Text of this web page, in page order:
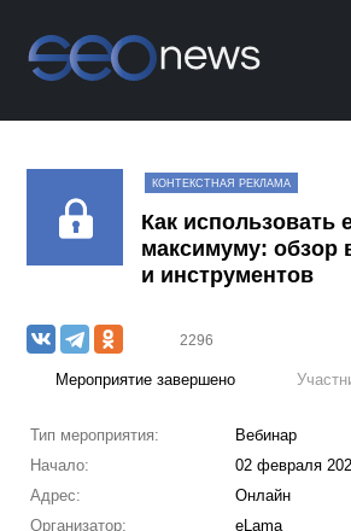
КОНТЕКСТНАЯ РЕКЛАМА
Как использовать
максимуму: обзор
и инструментов
2296
Мероприятие завершено
Тип мероприятия:
Вебинар
Начало:
02 февраля
Адрес:
Онлайн
Организатор:
eLama